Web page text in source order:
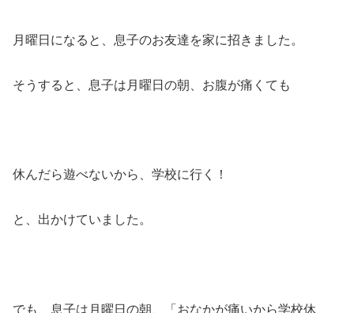
月曜日になると、息子のお友達を家に招きました。
そうすると、息子は月曜日の朝、お腹が痛くても
休んだら遊べないから、学校に行く！
と、出かけていました。
でも、息子は月曜日の朝、「おなかが痛いから学校休